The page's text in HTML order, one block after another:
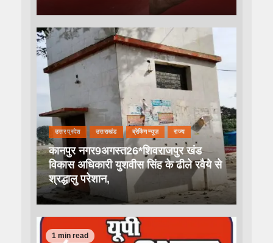
उत्तर प्रदेश उत्तराखंड ब्रेकिंग न्यूज़ राज्य
कानपुर नगर9अगस्त26*शिवराजपुर खंड
विकास अधिकारी युशवीस सिंह के ढीले रवैये से
श्रद्धालु परेशान,
1 min read